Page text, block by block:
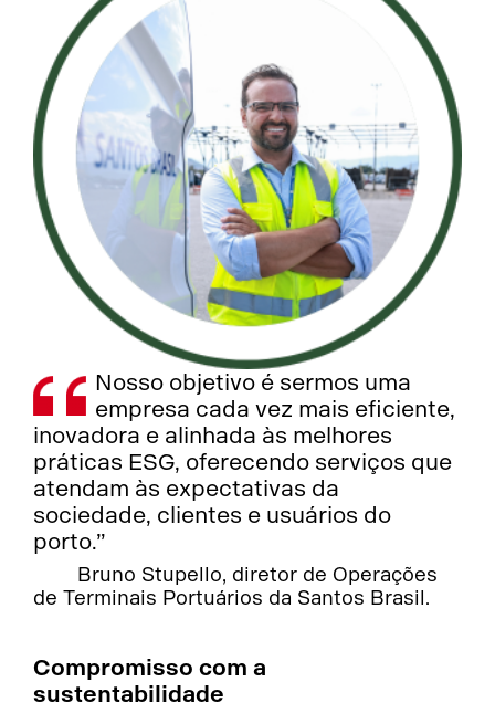
Nosso objetivo é sermos uma
empresa cada vez mais eficiente,
inovadora e alinhada às melhores
práticas ESG, oferecendo serviços que
atendam às expectativas da
sociedade, clientes e usuários do
porto.”
Bruno Stupello, diretor de Operações
de Terminais Portuários da Santos Brasil.
Compromisso com a
sustentabilidade